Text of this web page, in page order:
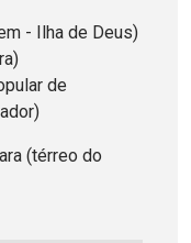
- Ilha de Deus)
de
(térreo do